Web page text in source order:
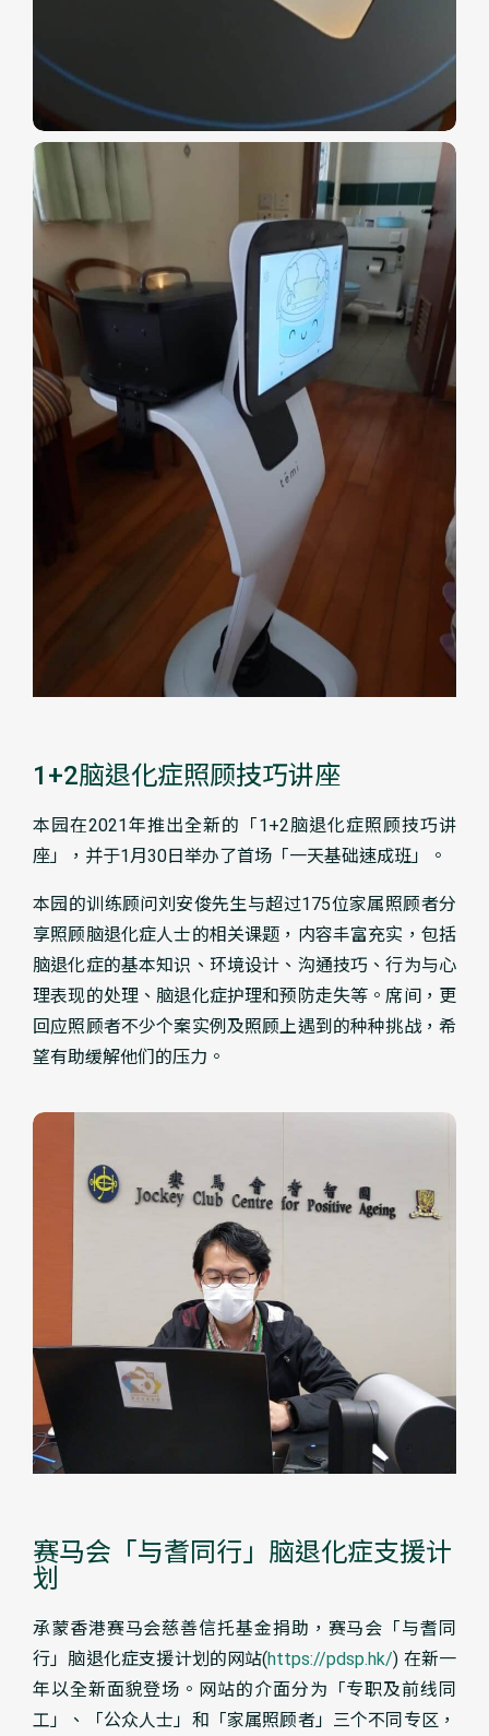
1+2脑退化症照顾技巧讲座
本园在2021年推出全新的「1+2脑退化症照顾技巧讲
座」，并于1月30日举办了首场「一天基础速成班」。
本园的训练顾问刘安俊先生与超过175位家属照顾者分
享照顾脑退化症人士的相关课题，内容丰富充实，包括
脑退化症的基本知识、环境设计、沟通技巧、行为与心
理表现的处理、脑退化症护理和预防走失等。席间，更
回应照顾者不少个案实例及照顾上遇到的种种挑战，希
望有助缓解他们的压力。
赛马会「与耆同行」脑退化症支援计
划​
承蒙香港赛马会慈善信托基金捐助，赛马会「与耆同
行」脑退化症支援计划的网站(https://pdsp.hk/) 在新一
年以全新面貌登场。网站的介面分为「专职及前线同
工」、「公众人士」和「家属照顾者」三个不同专区，